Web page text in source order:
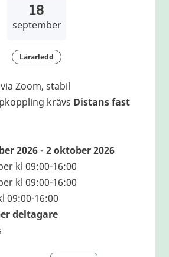
18
september
Lärarledd
Zoom, stabil
krävs Distans fast
2026 - 2 oktober 2026
kl 09:00-16:00
kl 09:00-16:00
09:00-16:00
deltagare